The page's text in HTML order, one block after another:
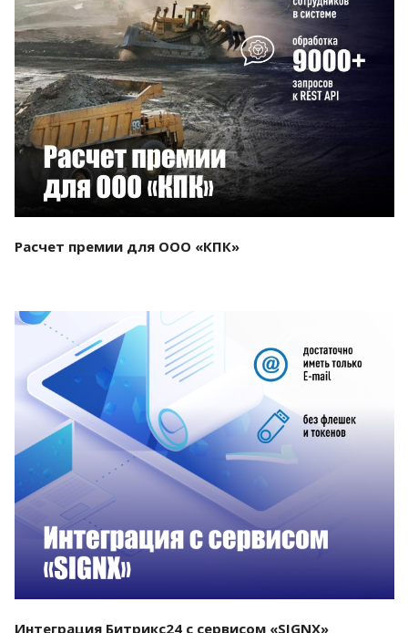
Смотреть проект
Расчет премии для ООО «КПК»
Смотреть проект
Интеграция Битрикс24 с сервисом «SIGNX»